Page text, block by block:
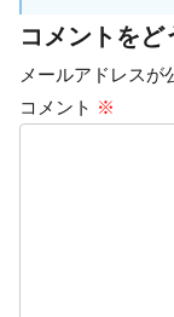
コメントをど
メールアドレスが
コメント ※